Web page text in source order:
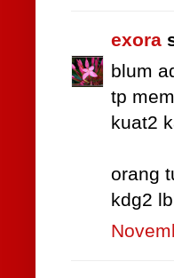
exora
blum
tp
kuat2
orang
kdg2